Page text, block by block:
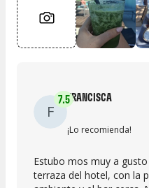
F
7.5FRANCISCA
¡Lo recomienda!
Estubo mos muy a
terraza del hotel, con la